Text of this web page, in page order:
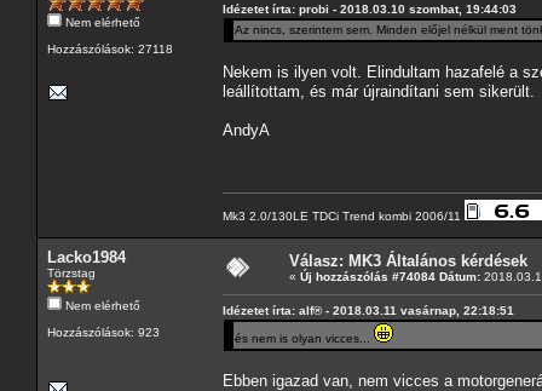
Nem elérhető
Hozzászólások: 27118
Idézetet írta: probi - 2018.03.10 szombat, 19:44:03
Az nincs, szerintem sem. Minden előjel nélkül ment
Nekem is ilyen volt. Elindultam hazafelé a
leállítottam, és már újraindítani sem sikerült.
AndyA
Mk3 2.0/130LE TDCi Trend kombi 2006/11
Lacko1984
Törzstag
Nem elérhető
Hozzászólások: 923
Válasz: MK3 Általános kérdések
« Új hozzászólás #74084 Dátum:
Idézetet írta: alf® - 2018.03.11 vasárnap, 22:18:51
és nem is olyan vicces...
Ebben igazad van, nem vicces a